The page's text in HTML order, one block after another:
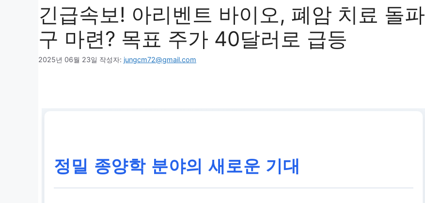
긴급속보! 아리벤트 바이오, 폐암 치료 돌파
구 마련? 목표 주가 40달러로 급등
2025년 06월 23일 작성자: jungcm72@gmail.com
정밀 종양학 분야의 새로운 기대